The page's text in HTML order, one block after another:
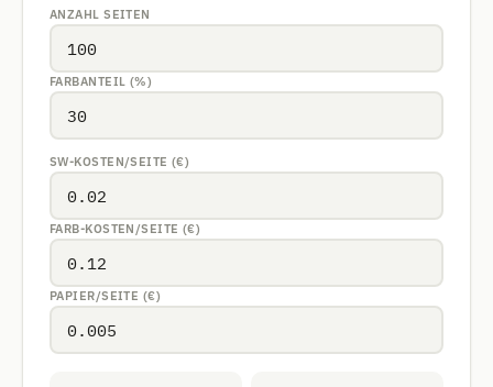
ANZAHL SEITEN
FARBANTEIL (%)
SW-KOSTEN/SEITE (€)
FARB-KOSTEN/SEITE (€)
PAPIER/SEITE (€)